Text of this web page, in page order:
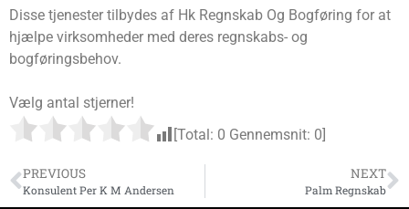
Disse tjenester tilbydes af Hk Regnskab Og Bogføring for at
hjælpe virksomheder med deres regnskabs- og
bogføringsbehov.
Vælg antal stjerner!
[Total: 0 Gennemsnit: 0
PREVIOUS
Konsulent Per K M Andersen
NEXT
Palm Regnskab